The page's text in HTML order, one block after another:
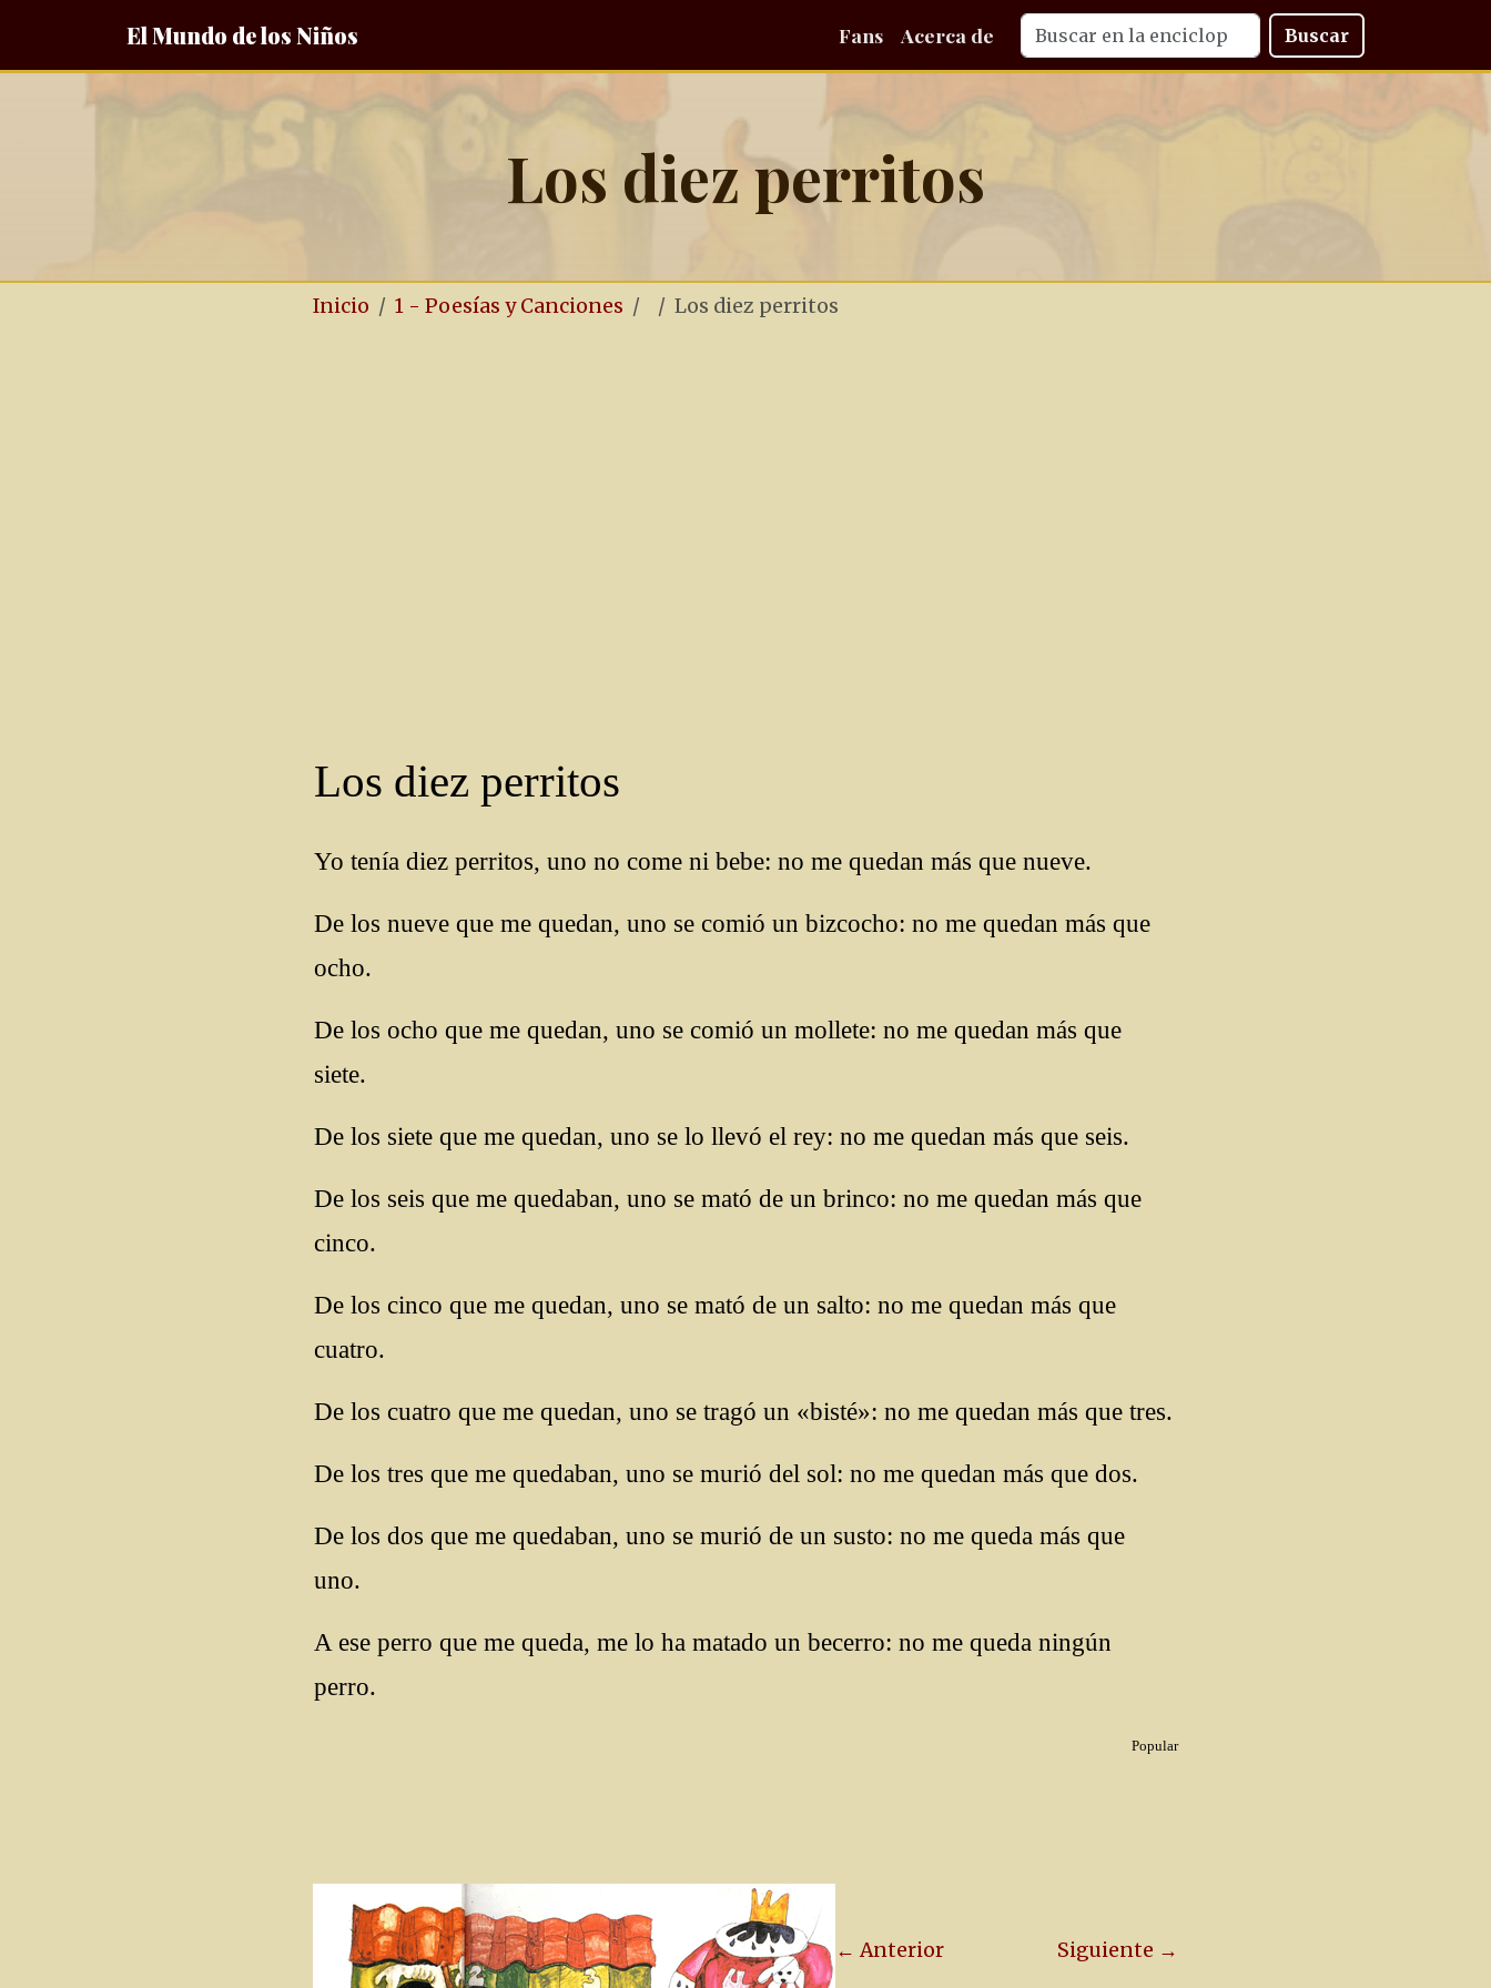
El Mundo de los Niños Fans Acerca de Buscar
Los diez perritos
Inicio 1 - Poesías y Canciones Los diez perritos
Los diez perritos
Yo tenía diez perritos, uno no come ni bebe: no me quedan más que nueve.
De los nueve que me quedan, uno se comió un bizcocho: no me quedan más que
ocho.
De los ocho que me quedan, uno se comió un mollete: no me quedan más que
siete.
De los siete que me quedan, uno se lo llevó el rey: no me quedan más que seis.
De los seis que me quedaban, uno se mató de un brinco: no me quedan más que
cinco.
De los cinco que me quedan, uno se mató de un salto: no me quedan más que
cuatro.
De los cuatro que me quedan, uno se tragó un «bisté»: no me quedan más que tres.
De los tres que me quedaban, uno se murió del sol: no me quedan más que dos.
De los dos que me quedaban, uno se murió de un susto: no me queda más que
uno.
A ese perro que me queda, me lo ha matado un becerro: no me queda ningún
perro.
Popular
← Anterior Siguiente →